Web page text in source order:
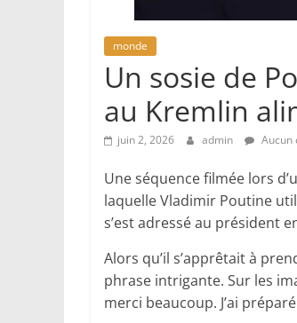
monde
Un sosie de
au Kremlin
juin 2, 2026 admin Aucun
Une séquence filmée lors
laquelle Vladimir Poutine
s’est adressé au président
Alors qu’il s’apprêtait à
phrase intrigante. Sur les
merci beaucoup. J’ai